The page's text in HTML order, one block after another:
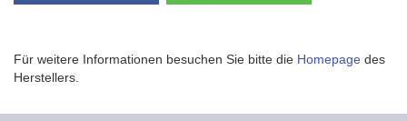
Für weitere Informationen besuchen Sie bitte die Homepage des
Herstellers.